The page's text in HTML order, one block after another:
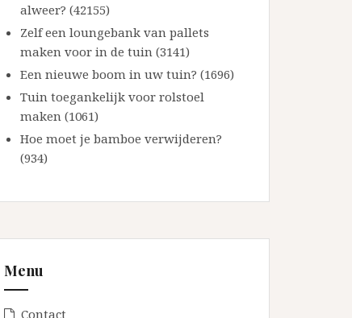
alweer? (42155)
Zelf een loungebank van pallets
maken voor in de tuin (3141)
Een nieuwe boom in uw tuin? (1696)
Tuin toegankelijk voor rolstoel
maken (1061)
Hoe moet je bamboe verwijderen?
(934)
Menu
Contact